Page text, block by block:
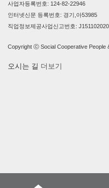
사업자등록번호: 124-82-22946
인터넷신문 등록번호: 경기,아53985
직업정보제공사업신고번호:
Copyright ⓒ Social Cooperative People
오시는 길 더보기